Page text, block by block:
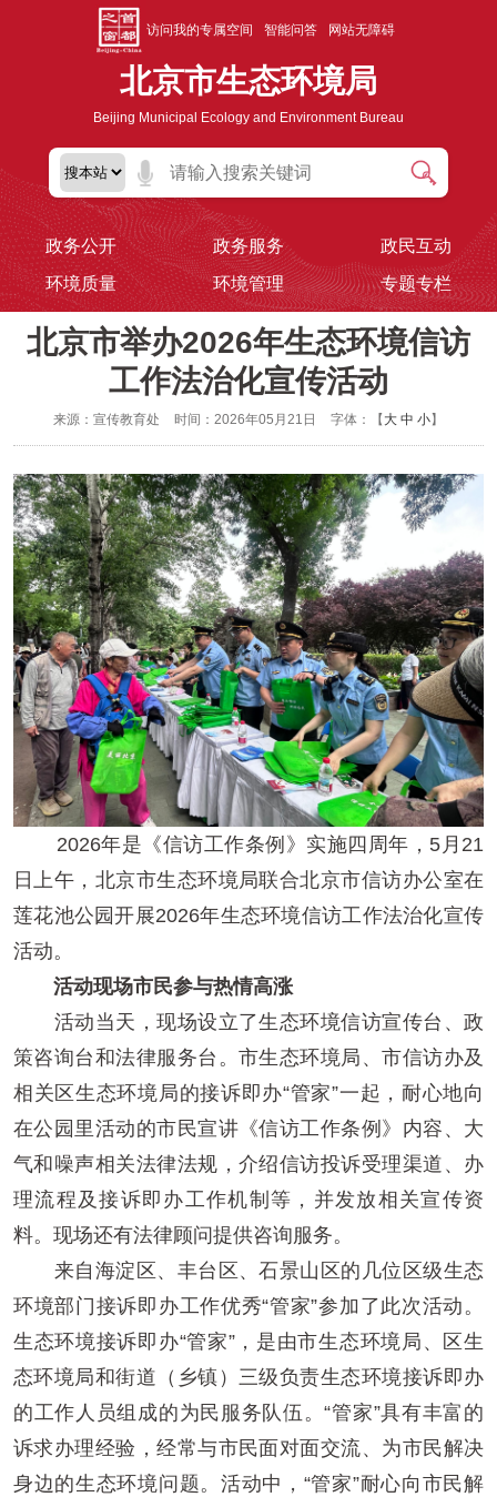
访问我的专属空间 智能问答 网站无障碍
北京市生态环境局
Beijing Municipal Ecology and Environment Bureau
政务公开 政务服务
政民互动
环境质量
环境管理 专题专栏
北京市举办2026年生态环境信访
工作法治化宣传活动
来源：宣传教育处 时间：2026年05月21日 字体：【 大 中 小】
2026年是《信访工作条例》实施四周年，5月21
日上午，北京市生态环境局联合北京市信访办公室在
莲花池公园开展2026年生态环境信访工作法治化宣传
活动。
活动现场市民参与热情高涨
活动当天，现场设立了生态环境信访宣传台、政
策咨询台和法律服务台。市生态环境局、市信访办及
相关区生态环境局的接诉即办“管家”一起，耐心地向
在公园里活动的市民宣讲《信访工作条例》内容、大
气和噪声相关法律法规，介绍信访投诉受理渠道、办
理流程及接诉即办工作机制等，并发放相关宣传资
料。现场还有法律顾问提供咨询服务。
来自海淀区、丰台区、石景山区的几位区级生态
环境部门接诉即办工作优秀“管家”参加了此次活动。
生态环境接诉即办“管家”，是由市生态环境局、区生
态环境局和街道（乡镇）三级负责生态环境接诉即办
的工作人员组成的为民服务队伍。“管家”具有丰富的
诉求办理经验，经常与市民面对面交流、为市民解决
身边的生态环境问题。活动中，“管家”耐心向市民解